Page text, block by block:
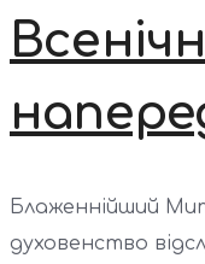
Блаженнійший
духовенство